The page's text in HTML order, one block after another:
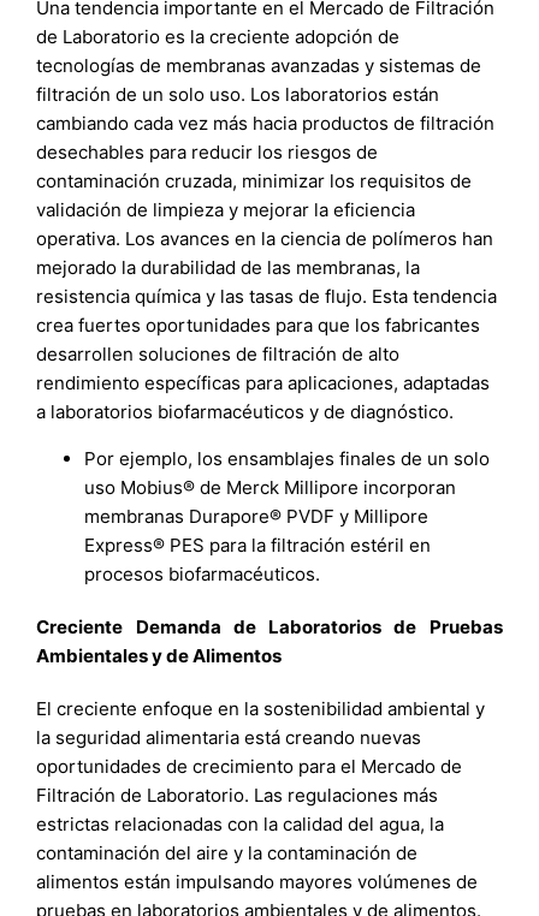
Una tendencia importante en el Mercado de Filtración
de Laboratorio es la creciente adopción de
tecnologías de membranas avanzadas y sistemas de
filtración de un solo uso. Los laboratorios están
cambiando cada vez más hacia productos de filtración
desechables para reducir los riesgos de
contaminación cruzada, minimizar los requisitos de
validación de limpieza y mejorar la eficiencia
operativa. Los avances en la ciencia de polímeros han
mejorado la durabilidad de las membranas, la
resistencia química y las tasas de flujo. Esta tendencia
crea fuertes oportunidades para que los fabricantes
desarrollen soluciones de filtración de alto
rendimiento específicas para aplicaciones, adaptadas
a laboratorios biofarmacéuticos y de diagnóstico.
Por ejemplo, los ensamblajes finales de un solo
uso Mobius® de Merck Millipore incorporan
membranas Durapore® PVDF y Millipore
Express® PES para la filtración estéril en
procesos biofarmacéuticos.
Creciente Demanda de Laboratorios de Pruebas
Ambientales y de Alimentos
El creciente enfoque en la sostenibilidad ambiental y
la seguridad alimentaria está creando nuevas
oportunidades de crecimiento para el Mercado de
Filtración de Laboratorio. Las regulaciones más
estrictas relacionadas con la calidad del agua, la
contaminación del aire y la contaminación de
alimentos están impulsando mayores volúmenes de
pruebas en laboratorios ambientales y de alimentos.